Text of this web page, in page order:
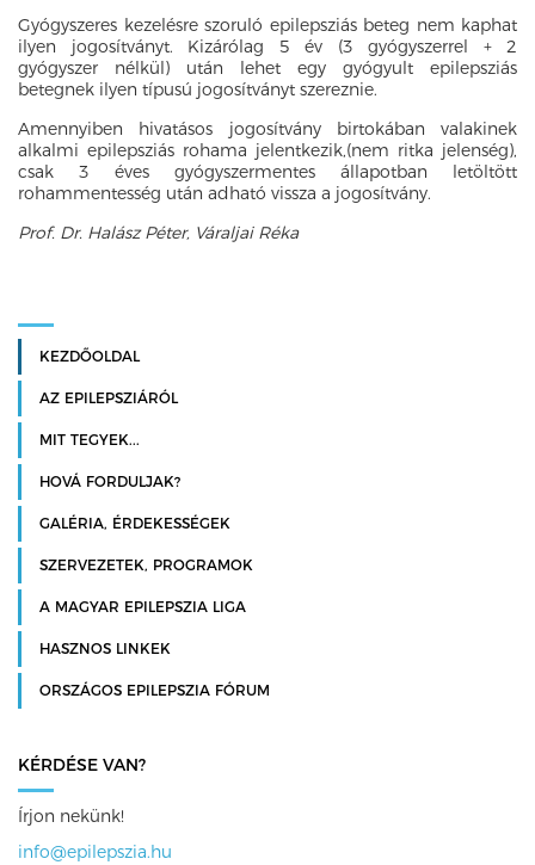
Gyógyszeres kezelésre szoruló epilepsziás beteg nem kaphat
ilyen jogosítványt. Kizárólag 5 év (3 gyógyszerrel + 2
gyógyszer nélkül) után lehet egy gyógyult epilepsziás
betegnek ilyen típusú jogosítványt szereznie.
Amennyiben hivatásos jogosítvány birtokában valakinek
alkalmi epilepsziás rohama jelentkezik,(nem ritka jelenség),
csak 3 éves gyógyszermentes állapotban letöltött
rohammentesség után adható vissza a jogosítvány.
Prof. Dr. Halász Péter, Váraljai Réka
KEZDŐOLDAL
AZ EPILEPSZIÁRÓL
MIT TEGYEK...
HOVÁ FORDULJAK?
GALÉRIA, ÉRDEKESSÉGEK
SZERVEZETEK, PROGRAMOK
A MAGYAR EPILEPSZIA LIGA
HASZNOS LINKEK
ORSZÁGOS EPILEPSZIA FÓRUM
KÉRDÉSE VAN?
Írjon nekünk!
info@epilepszia.hu